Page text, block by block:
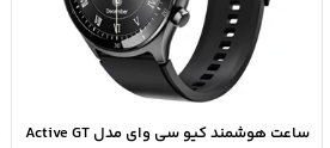
ساعت هوشمند کیو سی وای مدل Active GT